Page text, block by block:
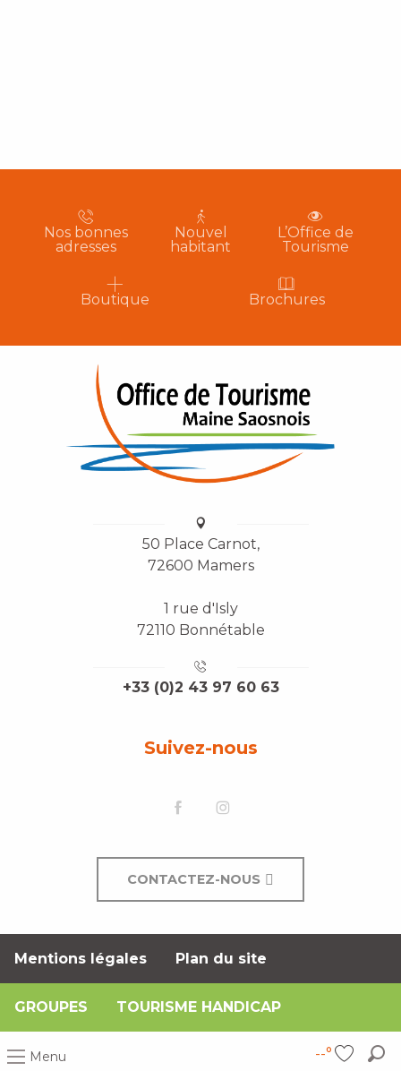
Menu --°
Nos bonnes
adresses
Nouvel
habitant
L’Office de
Tourisme
Boutique Brochures
50 Place Carnot,
72600 Mamers
1 rue d'Isly
72110 Bonnétable
+33 (0)2 43 97 60 63
Suivez-nous
CONTACTEZ-NOUS
Mentions légales Plan du site
GROUPES TOURISME HANDICAP